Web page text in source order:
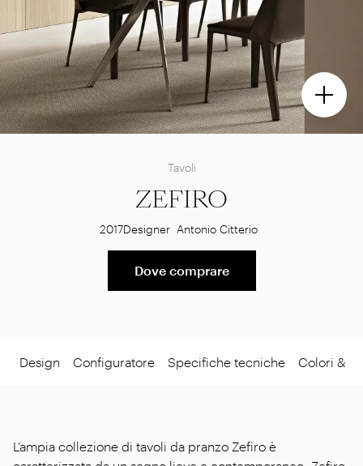
Tavoli
ZEFIRO
2017Designer Antonio Citterio
Dove comprare
Design Configuratore Specifiche tecniche Colori &
L’ampia collezione di tavoli da pranzo Zefiro è